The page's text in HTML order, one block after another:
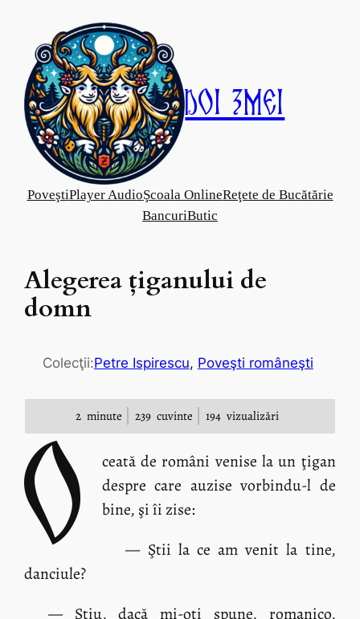
content
Doi Zmei
PoveştiPlayer AudioŞcoala OnlineReţete de Bucătărie
BancuriButic
Alegerea ţiganului de
domn
Colecţii:Petre Ispirescu, Poveşti româneşti
2 minute 239 cuvinte 194 vizualizări
O
ceată de români venise la un ţigan
despre care auzise vorbindu-l de
bine, şi îi zise:
— Ştii la ce am venit la tine,
danciule?
— Ştiu, dacă mi-oţi spune, romanico,